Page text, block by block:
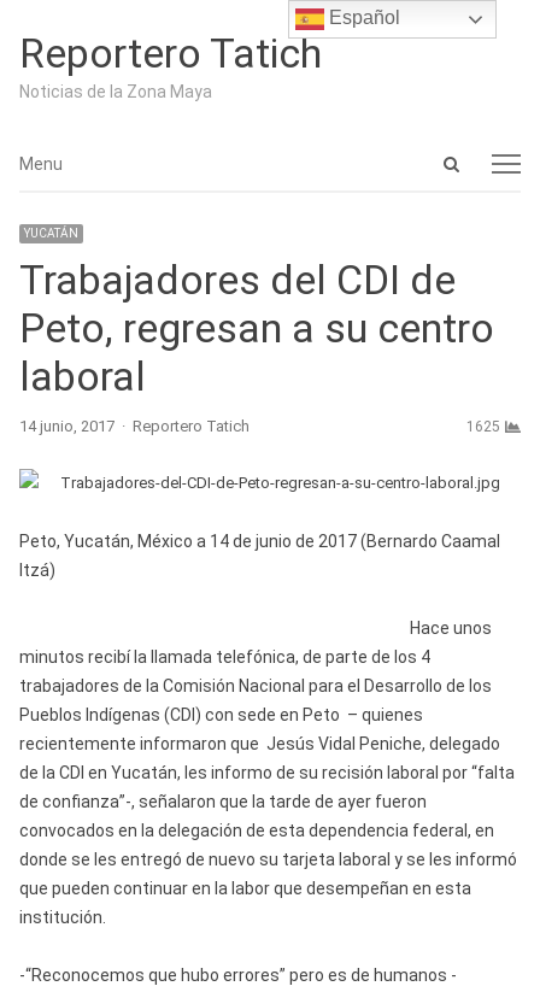
Reportero Tatich
Noticias de la Zona Maya
Open
Menu
Menu
YUCATÁN
Trabajadores del CDI de
Peto, regresan a su centro
laboral
14 junio, 2017 Author
Reportero Tatich 1625
Peto, Yucatán, México a 14 de junio de 2017 (Bernardo Caamal
Itzá)
Hace unos
minutos recibí la llamada telefónica, de parte de los 4
trabajadores de la Comisión Nacional para el Desarrollo de los
Pueblos Indígenas (CDI) con sede en Peto – quienes
recientemente informaron que Jesús Vidal Peniche, delegado
de la CDI en Yucatán, les informo de su recisión laboral por “falta
de confianza”-, señalaron que la tarde de ayer fueron
convocados en la delegación de esta dependencia federal, en
donde se les entregó de nuevo su tarjeta laboral y se les informó
que pueden continuar en la labor que desempeñan en esta
institución.
-“Reconocemos que hubo errores” pero es de humanos -
Español